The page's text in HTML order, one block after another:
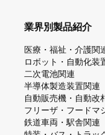
業界別製品紹介
医療・福祉・介護関
ロボット・自動化装
二次電池関連
半導体製造装置関連
自動販売機・自動改
フリーザ・フードマ
鉄道車両・駅舎関連